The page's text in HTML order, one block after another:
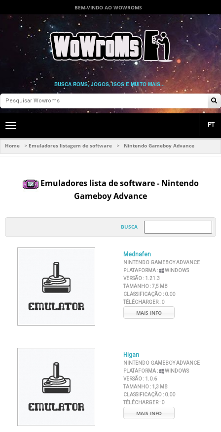
BEM-VINDO AO WOWROMS
BUSCA ROMS, JOGOS, ISOS E MUITO MAIS...
Toggle
navigation
PT
Home > Emuladores listagem de software > Nintendo Gameboy Advance
Emuladores lista de software - Nintendo
Gameboy Advance
BUSCA
Mednafen
NINTENDO GAMEBOY ADVANCE
PLATAFORMA :
WINDOWS
VERSÃO : 1.21.3
TAMANHO :7,5 MB
CLASSIFICAÇÃO : 0.00
TÉLÉCHARGER : 0
MAIS INFO
Higan
NINTENDO GAMEBOY ADVANCE
PLATAFORMA :
WINDOWS
VERSÃO : 1.0.6
TAMANHO : 1,3 MB
CLASSIFICAÇÃO : 0.00
TÉLÉCHARGER : 0
MAIS INFO